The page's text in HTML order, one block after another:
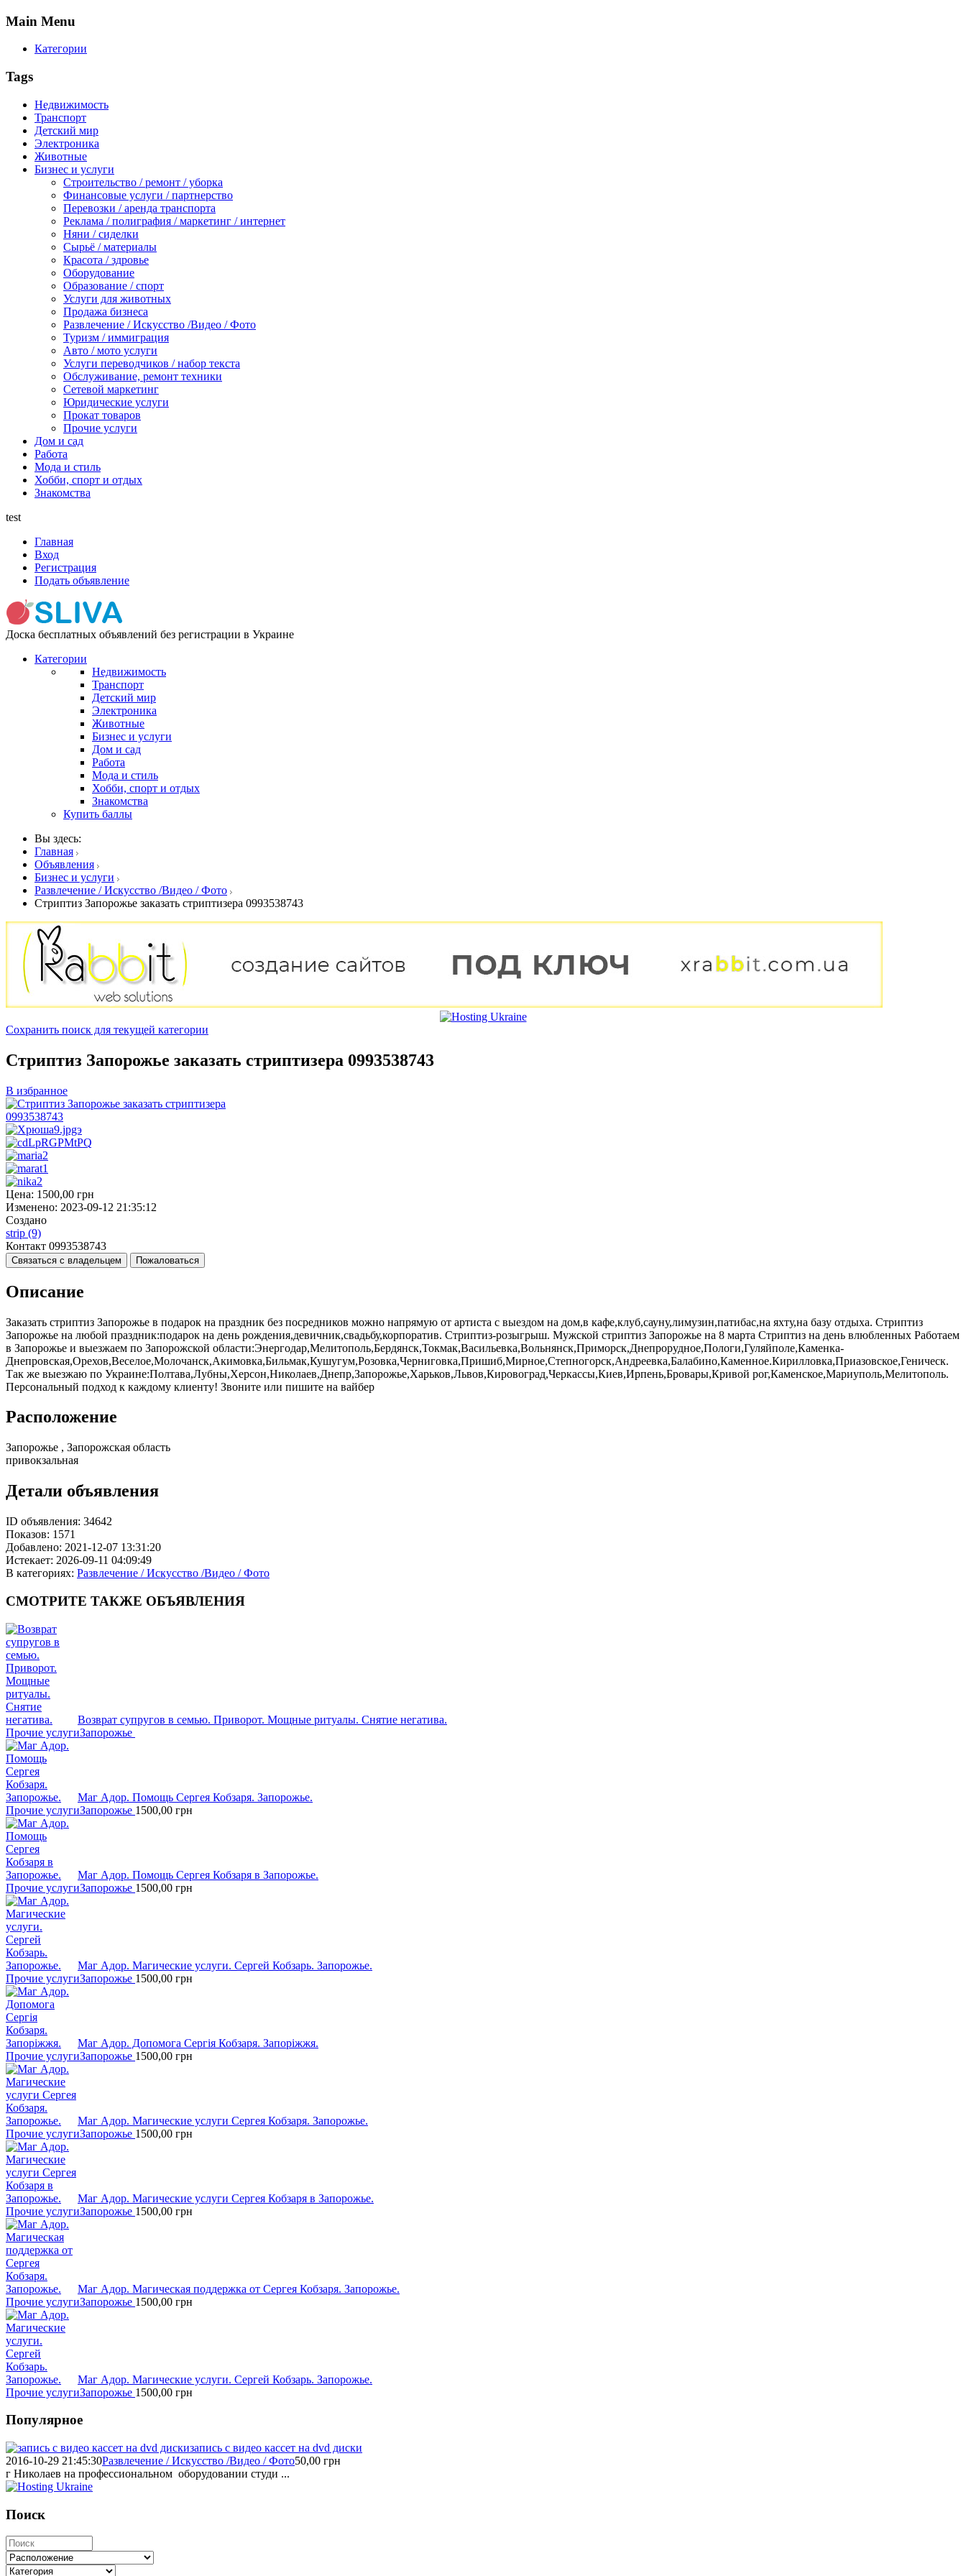
Main Menu
Категории
Tags
Недвижимость
Транспорт
Детский мир
Электроника
Животные
Бизнес и услуги
Строительство / ремонт / уборка
Финансовые услуги / партнерство
Перевозки / аренда транспорта
Реклама / полиграфия / маркетинг / интернет
Няни / сиделки
Сырьё / материалы
Красота / здровье
Оборудование
Образование / спорт
Услуги для животных
Продажа бизнеса
Развлечение / Искусство /Видео / Фото
Туризм / иммиграция
Авто / мото услуги
Услуги переводчиков / набор текста
Обслуживание, ремонт техники
Сетевой маркетинг
Юридические услуги
Прокат товаров
Прочие услуги
Дом и сад
Работа
Мода и стиль
Хобби, спорт и отдых
Знакомства
test
Главная
Вход
Регистрация
Подать объявление
Доска бесплатных объявлений без регистрации в Украине
Категории
Недвижимость
Транспорт
Детский мир
Электроника
Животные
Бизнес и услуги
Дом и сад
Работа
Мода и стиль
Хобби, спорт и отдых
Знакомства
Купить баллы
Вы здесь:
Главная
Объявления
Бизнес и услуги
Развлечение / Искусство /Видео / Фото
Стриптиз Запорожье заказать стриптизера 0993538743
Сохранить поиск для текущей категории
Стриптиз Запорожье заказать стриптизера 0993538743
В избранное
Цена: 1500,00 грн
Изменено: 2023-09-12 21:35:12
Создано
strip (9)
Контакт 0993538743
Связаться с владельцем Пожаловаться
Описание
Заказать стриптиз Запорожье в подарок на праздник без посредников можно напрямую от артиста с выездом на дом,в кафе,клуб,сауну,лимузин,патибас,на яхту,на базу отдыха. Стриптиз
Запорожье на любой праздник:подарок на день рождения,девичник,свадьбу,корпоратив. Стриптиз-розыгрыш. Мужской стриптиз Запорожье на 8 марта Стриптиз на день влюбленных Работаем
в Запорожье и выезжаем по Запорожской области:Энергодар,Мелитополь,Бердянск,Токмак,Васильевка,Вольнянск,Приморск,Днепрорудное,Пологи,Гуляйполе,Каменка-
Днепровская,Орехов,Веселое,Молочанск,Акимовка,Бильмак,Кушугум,Розовка,Черниговка,Пришиб,Мирное,Степногорск,Андреевка,Балабино,Каменное.Кирилловка,Приазовское,Геническ.
Так же выезжаю по Украине:Полтава,Лубны,Херсон,Николаев,Днепр,Запорожье,Харьков,Львов,Кировоград,Черкассы,Киев,Ирпень,Бровары,Кривой рог,Каменское,Мариуполь,Мелитополь.
Персональный подход к каждому клиенту! Звоните или пишите на вайбер
Расположение
Запорожье , Запорожская область
привокзальная
Детали объявления
ID объявления: 34642
Показов: 1571
Добавлено: 2021-12-07 13:31:20
Истекает: 2026-09-11 04:09:49
В категориях: Развлечение / Искусство /Видео / Фото
СМОТРИТЕ ТАКЖЕ ОБЪЯВЛЕНИЯ
Возврат супругов в семью. Приворот. Мощные ритуалы. Снятие негатива.
Прочие услугиЗапорожье
Маг Адор. Помощь Сергея Кобзаря. Запорожье.
Прочие услугиЗапорожье 1500,00 грн
Маг Адор. Помощь Сергея Кобзаря в Запорожье.
Прочие услугиЗапорожье 1500,00 грн
Маг Адор. Магические услуги. Сергей Кобзарь. Запорожье.
Прочие услугиЗапорожье 1500,00 грн
Маг Адор. Допомога Сергія Кобзаря. Запоріжжя.
Прочие услугиЗапорожье 1500,00 грн
Маг Адор. Магические услуги Сергея Кобзаря. Запорожье.
Прочие услугиЗапорожье 1500,00 грн
Маг Адор. Магические услуги Сергея Кобзаря в Запорожье.
Прочие услугиЗапорожье 1500,00 грн
Маг Адор. Магическая поддержка от Сергея Кобзаря. Запорожье.
Прочие услугиЗапорожье 1500,00 грн
Маг Адор. Магические услуги. Сергей Кобзарь. Запорожье.
Прочие услугиЗапорожье 1500,00 грн
Популярное
запись с видео кассет на dvd диски
2016-10-29 21:45:30Развлечение / Искусство /Видео / Фото50,00 грн
г Николаев на профессиональном оборудовании студи ...
Поиск